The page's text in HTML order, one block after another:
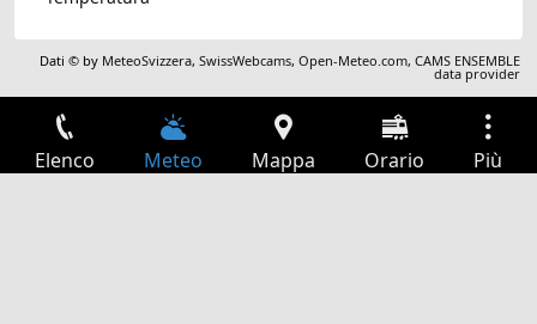
Dati © by MeteoSvizzera,SwissWebcams,Open-Meteo.com,CAMS ENSEMBLE
data provider
Elenco Meteo Mappa Orario Più